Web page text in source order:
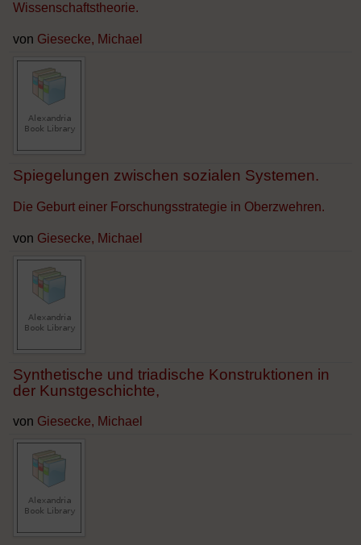
Wissenschaftstheorie.
von Giesecke, Michael
Spiegelungen zwischen sozialen Systemen.
Die Geburt einer Forschungsstrategie in Oberzwehren.
von Giesecke, Michael
Synthetische und triadische Konstruktionen in
der Kunstgeschichte,
von Giesecke, Michael